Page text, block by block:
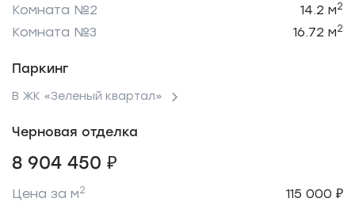
Комната №2 14.2 м2
Комната №3 16.72 м2
Паркинг
В ЖК «Зеленый квартал»
Черновая отделка
8 904 450 ₽
Цена за м2
115 000 ₽